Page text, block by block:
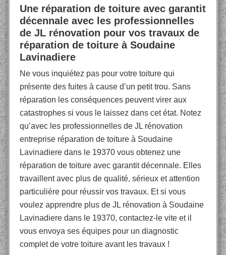
Une réparation de toiture avec garantit
décennale avec les professionnelles
de JL rénovation pour vos travaux de
réparation de toiture à Soudaine
Lavinadiere
Ne vous inquiétez pas pour votre toiture qui
présente des fuites à cause d’un petit trou. Sans
réparation les conséquences peuvent virer aux
catastrophes si vous le laissez dans cet état. Notez
qu’avec les professionnelles de JL rénovation
entreprise réparation de toiture à Soudaine
Lavinadiere dans le 19370 vous obtenez une
réparation de toiture avec garantit décennale. Elles
travaillent avec plus de qualité, sérieux et attention
particulière pour réussir vos travaux. Et si vous
voulez apprendre plus de JL rénovation à Soudaine
Lavinadiere dans le 19370, contactez-le vite et il
vous envoya ses équipes pour un diagnostic
complet de votre toiture avant les travaux !